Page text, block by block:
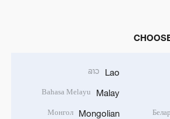
Lao
ລາວ
Malay
Bahasa Melayu
Mongolian
Монгол